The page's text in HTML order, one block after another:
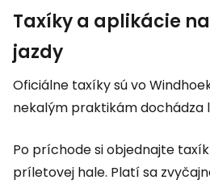
Taxíky a aplikácie
jazdy
Oficiálne taxíky sú vo
nekalým praktikám dochádza
Po príchode si objednajte
príletovej hale. Platí sa